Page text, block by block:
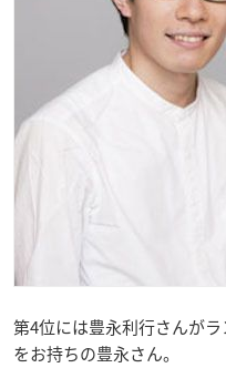
第4位には豊永利行さんが
をお持ちの豊永さん。